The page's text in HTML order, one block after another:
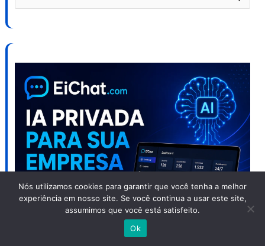
e
Nós utilizamos cookies para garantir que você tenha a melhor
experiência em nosso site. Se você continua a usar este site,
assumimos que você está satisfeito.
Ok